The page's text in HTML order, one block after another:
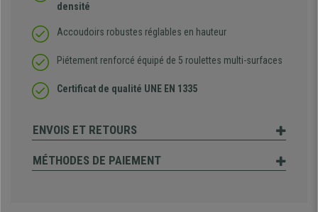
densité
Accoudoirs robustes réglables en hauteur
Piétement renforcé équipé de 5 roulettes multi-surfaces
Certificat de qualité UNE EN 1335
ENVOIS ET RETOURS
MÉTHODES DE PAIEMENT